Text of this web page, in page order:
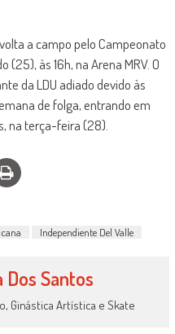
a campo pelo Campeonato
(25), às 16h, na Arena MRV. O
da LDU adiado devido às
de folga, entrando em
na terça-feira (28).
Independiente Del Valle
Dos Santos
Ginástica Artística e Skate